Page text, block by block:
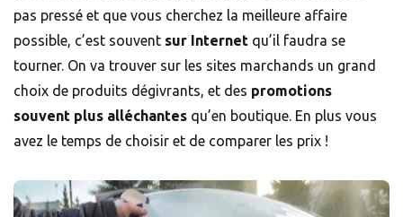
pas pressé et que vous cherchez la meilleure affaire
possible, c’est souvent sur Internet qu’il faudra se
tourner. On va trouver sur les sites marchands un grand
choix de produits dégivrants, et des promotions
souvent plus alléchantes qu’en boutique. En plus vous
avez le temps de choisir et de comparer les prix !